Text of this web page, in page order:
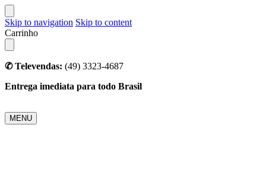
Skip to navigation Skip to content
Carrinho
✆ Televendas: (49) 3323-4687
Entrega imediata para todo Brasil
MENU